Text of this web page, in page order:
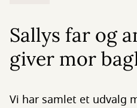
Sallys far og
giver mor
Vi har samlet et udvalg